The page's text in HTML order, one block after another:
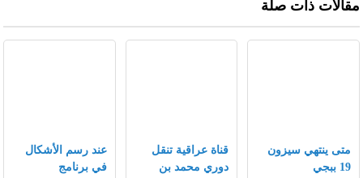
مقالات ذات صلة
متى ينتهي سيزون
19 ببجي
قناة عراقية تنقل
دوري محمد بن
عند رسم الأشكال
في برنامج